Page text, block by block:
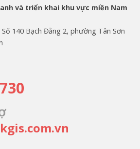
và triển khai khu vực miền Nam
140 Bạch Đằng 2, phường Tân Sơn